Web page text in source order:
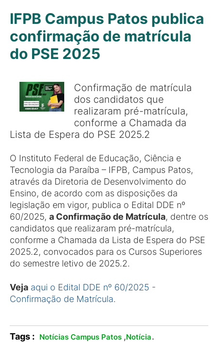
IFPB Campus Patos publica
confirmação de matrícula
do PSE 2025
Confirmação de matrícula
dos candidatos que
realizaram pré-matrícula,
conforme a Chamada da
Lista de Espera do PSE 2025.2
O Instituto Federal de Educação, Ciência e
Tecnologia da Paraíba – IFPB, Campus Patos,
através da Diretoria de Desenvolvimento do
Ensino, de acordo com as disposições da
legislação em vigor, publica o Edital DDE nº
60/2025, a Confirmação de Matrícula, dentre os
candidatos que realizaram pré-matrícula,
conforme a Chamada da Lista de Espera do PSE
2025.2, convocados para os Cursos Superiores
do semestre letivo de 2025.2.
Veja aqui o Edital DDE nº 60/2025 -
Confirmação de Matrícula.
Tags : Notícias Campus Patos ,Notícia.